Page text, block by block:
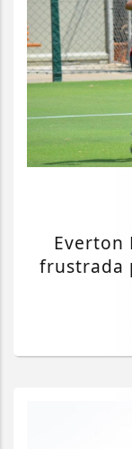
Everton
frustrada